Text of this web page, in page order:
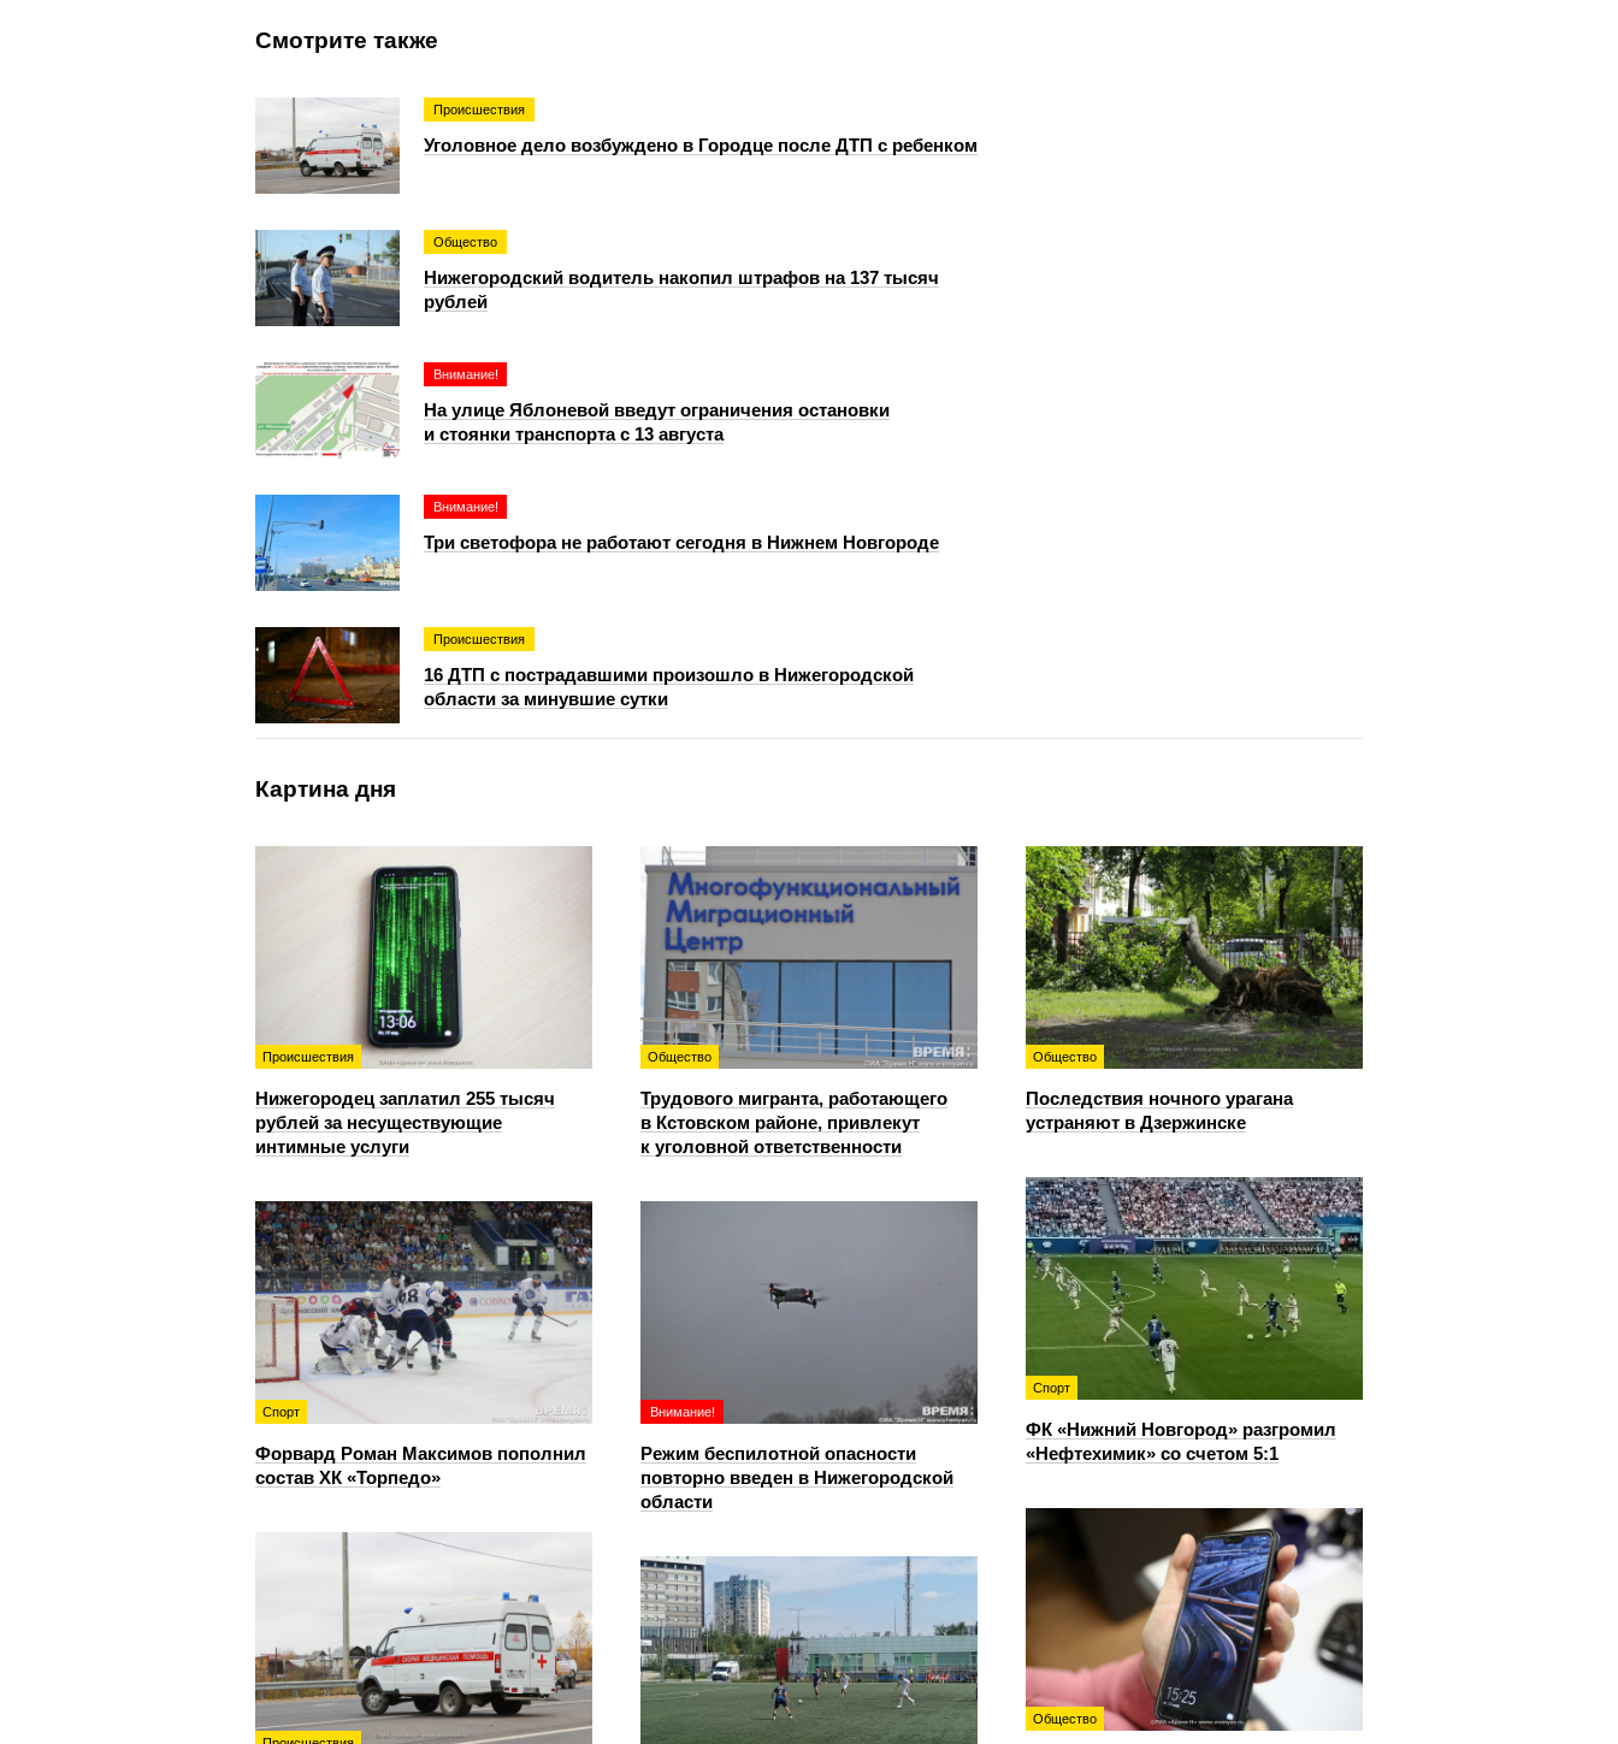
Смотрите также
Происшествия
Уголовное дело возбуждено в Городце после ДТП с ребенком
Общество
Нижегородский водитель накопил штрафов на 137 тысяч
рублей
Внимание!
На улице Яблоневой введут ограничения остановки
и стоянки транспорта с 13 августа
Внимание!
Три светофора не работают сегодня в Нижнем Новгороде
Происшествия
16 ДТП с пострадавшими произошло в Нижегородской
области за минувшие сутки
Картина дня
Происшествия
Нижегородец заплатил 255 тысяч
рублей за несуществующие
интимные услуги
Общество
Трудового мигранта, работающего
в Кстовском районе, привлекут
к уголовной ответственности
Общество
Последствия ночного урагана
устраняют в Дзержинске
Спорт
ФК «Нижний Новгород» разгромил
«Нефтехимик» со счетом 5:1
Спорт
Форвард Роман Максимов пополнил
состав ХК «Торпедо»
Внимание!
Режим беспилотной опасности
повторно введен в Нижегородской
области
Общество